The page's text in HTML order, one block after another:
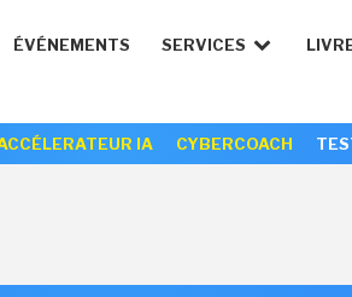
ÉVÉNEMENTS SERVICES
IA CYBERCOACH